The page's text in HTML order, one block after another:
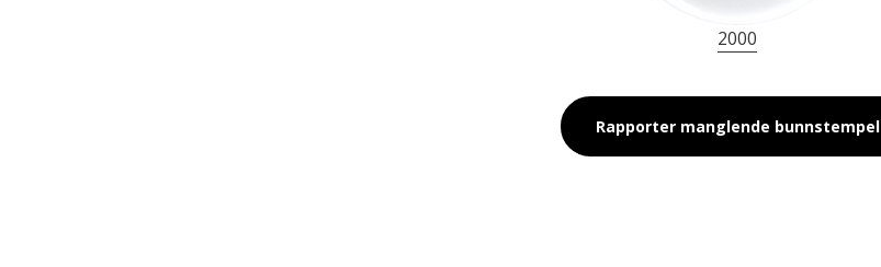
2000
Rapporter manglende bunnstempel